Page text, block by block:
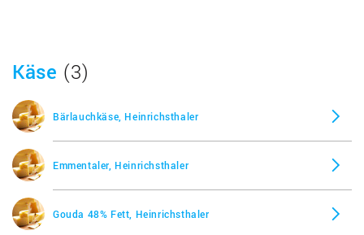
Käse (3)
Bärlauchkäse, Heinrichsthaler
Emmentaler, Heinrichsthaler
Gouda 48% Fett, Heinrichsthaler